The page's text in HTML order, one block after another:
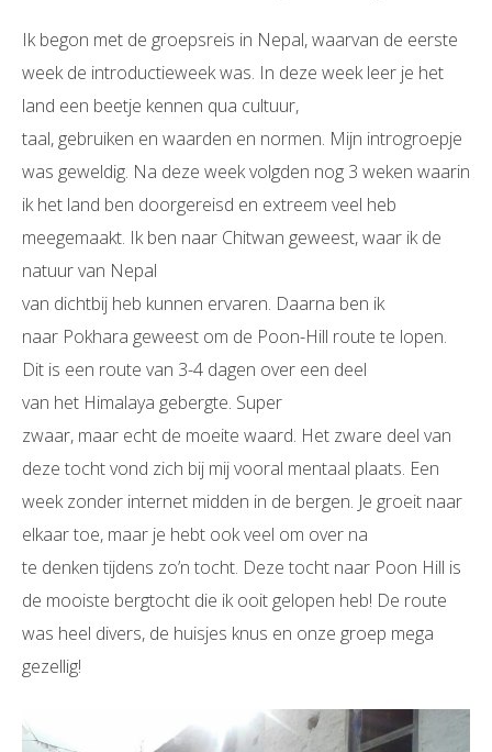
Ik begon met de groepsreis in Nepal, waarvan de eerste
week de introductieweek was. In deze week leer je het
land een beetje kennen qua cultuur,
taal, gebruiken en waarden en normen. Mijn introgroepje
was geweldig. Na deze week volgden nog 3 weken waarin
ik het land ben doorgereisd en extreem veel heb
meegemaakt. Ik ben naar Chitwan geweest, waar ik de
natuur van Nepal
van dichtbij heb kunnen ervaren. Daarna ben ik
naar Pokhara geweest om de Poon-Hill route te lopen.
Dit is een route van 3-4 dagen over een deel
van het Himalaya gebergte. Super
zwaar, maar echt de moeite waard. Het zware deel van
deze tocht vond zich bij mij vooral mentaal plaats. Een
week zonder internet midden in de bergen. Je groeit naar
elkaar toe, maar je hebt ook veel om over na
te denken tijdens zo’n tocht. Deze tocht naar Poon Hill is
de mooiste bergtocht die ik ooit gelopen heb! De route
was heel divers, de huisjes knus en onze groep mega
gezellig!